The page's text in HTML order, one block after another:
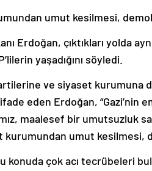
umut kesilmesi,
Erdoğan, çıktıkları yolda
yaşadığını söyledi.
ve siyaset
eden Erdoğan, “Gazi’nin
maalesef bir umutsuzluk
kurumundan umut kesilmesi,
konuda çok acı tecrübeleri